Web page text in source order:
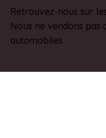
v
e
:
Retrouvez-nous sur
Nous ne vendons pas
automobiles